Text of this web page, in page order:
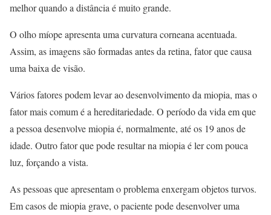
melhor quando a distância é muito grande.
O olho míope apresenta uma curvatura corneana acentuada.
Assim, as imagens são formadas antes da retina, fator que causa
uma baixa de visão.
Vários fatores podem levar ao desenvolvimento da miopia, mas o
fator mais comum é a hereditariedade. O período da vida em que
a pessoa desenvolve miopia é, normalmente, até os 19 anos de
idade. Outro fator que pode resultar na miopia é ler com pouca
luz, forçando a vista.
As pessoas que apresentam o problema enxergam objetos turvos.
Em casos de miopia grave, o paciente pode desenvolver uma